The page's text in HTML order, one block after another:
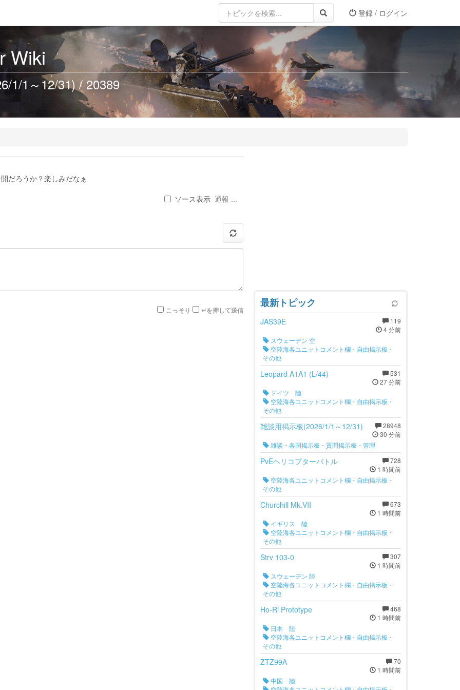
登録 / ログイン
Wiki
1/1～12/31) / 20389
だろうか？楽しみだなぁ
ソース表示 通報 ...
こっそり ↵を押して送信
最新トピック
119
4 分前
JAS39E
スウェーデン 空
空陸海各ユニットコメント欄・自由掲示板・
その他
531
27 分前
Leopard A1A1 (L/44)
ドイツ 陸
空陸海各ユニットコメント欄・自由掲示板・
その他
28948
30 分前
雑談用掲示板(2026/1/1～12/31)
雑談・各国掲示板・質問掲示板・管理
728
1 時間前
PvEヘリコプターバトル
空陸海各ユニットコメント欄・自由掲示板・
その他
673
1 時間前
Churchill Mk.VII
イギリス 陸
空陸海各ユニットコメント欄・自由掲示板・
その他
307
1 時間前
Strv 103-0
スウェーデン 陸
空陸海各ユニットコメント欄・自由掲示板・
その他
468
1 時間前
Ho-Ri Prototype
日本 陸
空陸海各ユニットコメント欄・自由掲示板・
その他
70
1 時間前
ZTZ99A
中国 陸